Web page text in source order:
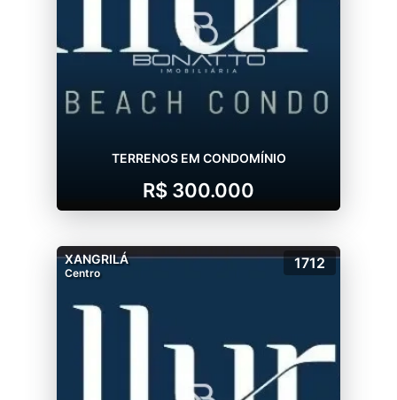
-Praça de esportes completa com quadra
poliesportiva, beach tênis, rampa de skate,
ping pong e quiosque integrado
-PARADOURO EXCLUSIVO À BEIRA MAR
TERRENOS EM CONDOMÍNIO
R$ 300.000
XANGRILÁ
Centro
1712